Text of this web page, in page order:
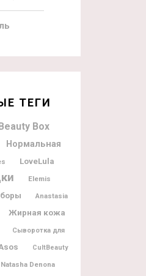
ТЕГИ
Box
Нормальная
LoveLula
Elemis
Anastasia
Жирная кожа
Сыворотка для
CultBeauty
Natasha Denona